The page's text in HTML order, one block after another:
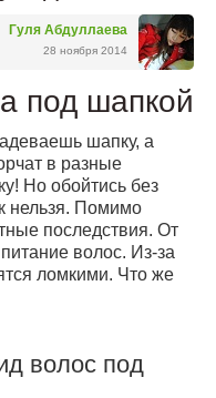
Гуля Абдуллаева
28 ноября 2014
шапку, а
в разные
Но обойтись без
нельзя. Помимо
последствия. От
волос. Из-за
ломкими. Что же
волос под